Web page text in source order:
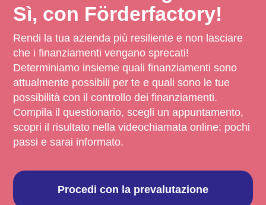
Sì, con Förderfactory!
Rendi la tua azienda più resiliente e non lasciare
che i finanziamenti vengano sprecati!
Determiniamo insieme quali finanziamenti sono
attualmente possibili per te e quali sono le tue
possibilità con il controllo dei finanziamenti.
Compila il questionario, scegli un appuntamento,
scopri il risultato nella videochiamata online: pochi
passi e sarai informato.
Procedi con la prevalutazione